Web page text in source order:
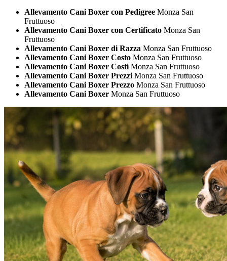
Allevamento Cani Boxer con Pedigree Monza San
Fruttuoso
Allevamento Cani Boxer con Certificato Monza San
Fruttuoso
Allevamento Cani Boxer di Razza Monza San Fruttuoso
Allevamento Cani Boxer Costo Monza San Fruttuoso
Allevamento Cani Boxer Costi Monza San Fruttuoso
Allevamento Cani Boxer Prezzi Monza San Fruttuoso
Allevamento Cani Boxer Prezzo Monza San Fruttuoso
Allevamento Cani Boxer Monza San Fruttuoso